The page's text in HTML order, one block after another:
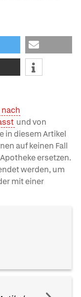
nach
und von
in diesem Artikel
auf keinen Fall
ersetzen.
werden, um
mit einer